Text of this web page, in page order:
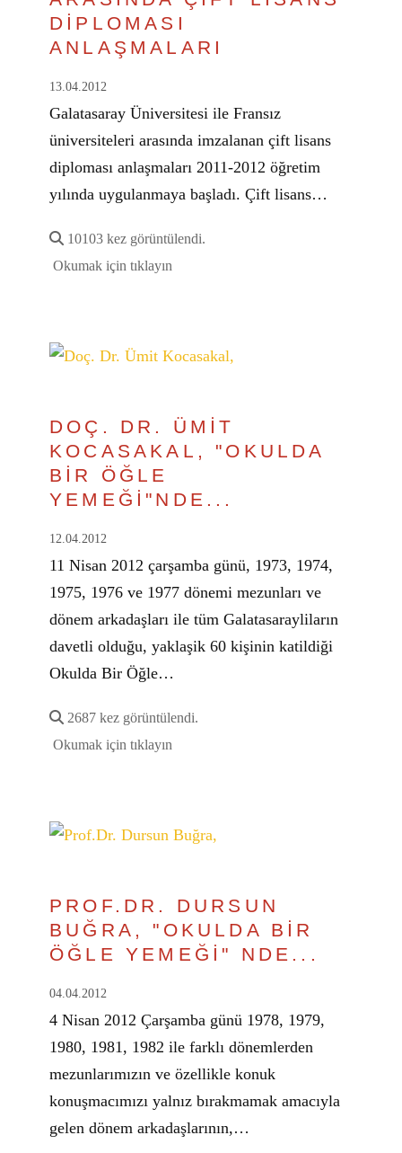
DİPLOMASI
ANLAŞMALARI
13.04.2012
Galatasaray Üniversitesi ile Fransız
üniversiteleri arasında imzalanan çift lisans
diploması anlaşmaları 2011-2012 öğretim
yılında uygulanmaya başladı. Çift lisans…
10103 kez görüntülendi.
Okumak için tıklayın
DOÇ. DR. ÜMİT
KOCASAKAL, "OKULDA
BİR ÖĞLE
YEMEĞİ"NDE...
12.04.2012
11 Nisan 2012 çarşamba günü, 1973, 1974,
1975, 1976 ve 1977 dönemi mezunları ve
dönem arkadaşları ile tüm Galatasarayliların
davetli olduğu, yaklaşik 60 kişinin katildiği
Okulda Bir Öğle…
2687 kez görüntülendi.
Okumak için tıklayın
PROF.DR. DURSUN
BUĞRA, "OKULDA BİR
ÖĞLE YEMEĞİ" NDE...
04.04.2012
4 Nisan 2012 Çarşamba günü 1978, 1979,
1980, 1981, 1982 ile farklı dönemlerden
mezunlarımızın ve özellikle konuk
konuşmacımızı yalnız bırakmamak amacıyla
gelen dönem arkadaşlarının,…